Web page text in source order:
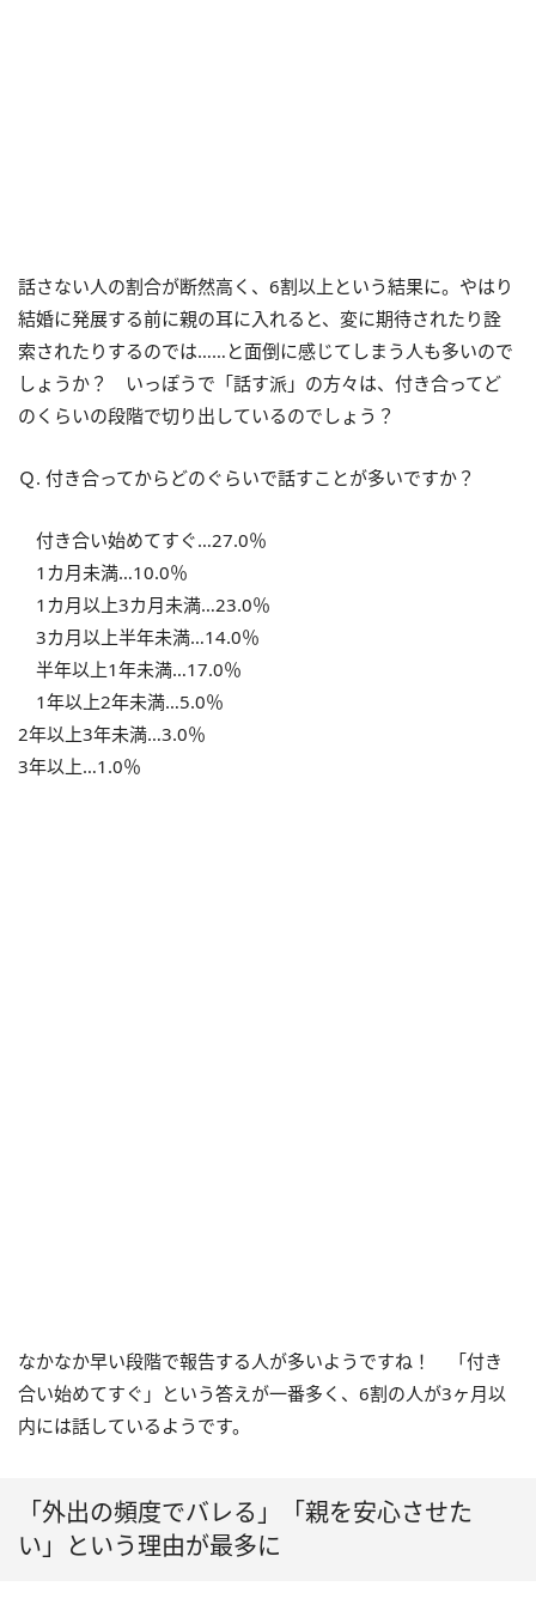
話さない人の割合が断然高く、6割以上という結果に。やはり
結婚に発展する前に親の耳に入れると、変に期待されたり詮
索されたりするのでは……と面倒に感じてしまう人も多いので
しょうか？ いっぽうで「話す派」の方々は、付き合ってど
のくらいの段階で切り出しているのでしょう？
Ｑ. 付き合ってからどのぐらいで話すことが多いですか？
付き合い始めてすぐ…27.0％
1カ月未満…10.0％
1カ月以上3カ月未満…23.0％
3カ月以上半年未満…14.0％
半年以上1年未満…17.0％
1年以上2年未満…5.0％
2年以上3年未満…3.0％
3年以上…1.0％
なかなか早い段階で報告する人が多いようですね！ 「付き
合い始めてすぐ」という答えが一番多く、6割の人が3ヶ月以
内には話しているようです。
「外出の頻度でバレる」「親を安心させた
い」という理由が最多に